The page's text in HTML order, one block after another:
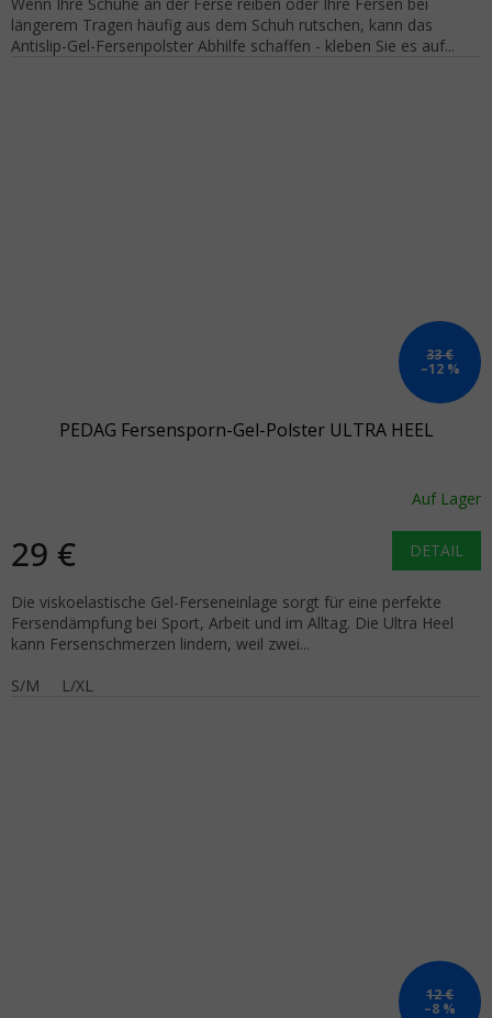
längerem Tragen häufig aus dem Schuh rutschen, kann das
Antislip-Gel-Fersenpolster Abhilfe schaffen - kleben Sie es auf...
33 €
–12 %
PEDAG Fersensporn-Gel-Polster ULTRA HEEL
Auf Lager
29 € DETAIL
Die viskoelastische Gel-Ferseneinlage sorgt für eine perfekte
Fersendämpfung bei Sport, Arbeit und im Alltag. Die Ultra Heel
kann Fersenschmerzen lindern, weil zwei...
S/M
L/XL
12 €
–8 %